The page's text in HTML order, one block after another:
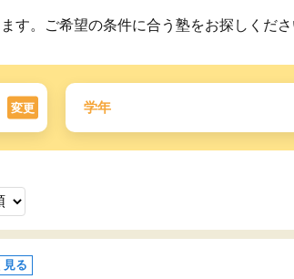
す。ご希望の条件に合う塾をお探しくださ
変更 学年
見る